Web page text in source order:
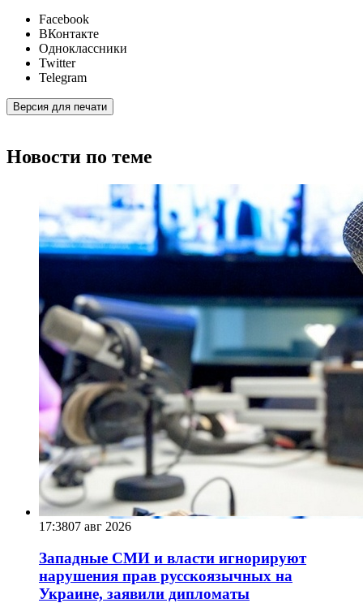
Facebook
ВКонтакте
Одноклассники
Twitter
Telegram
Версия для печати
Новости по теме
17:3807 авг 2026
Западные СМИ и власти игнорируют
нарушения прав русскоязычных на
Украине, заявили дипломаты